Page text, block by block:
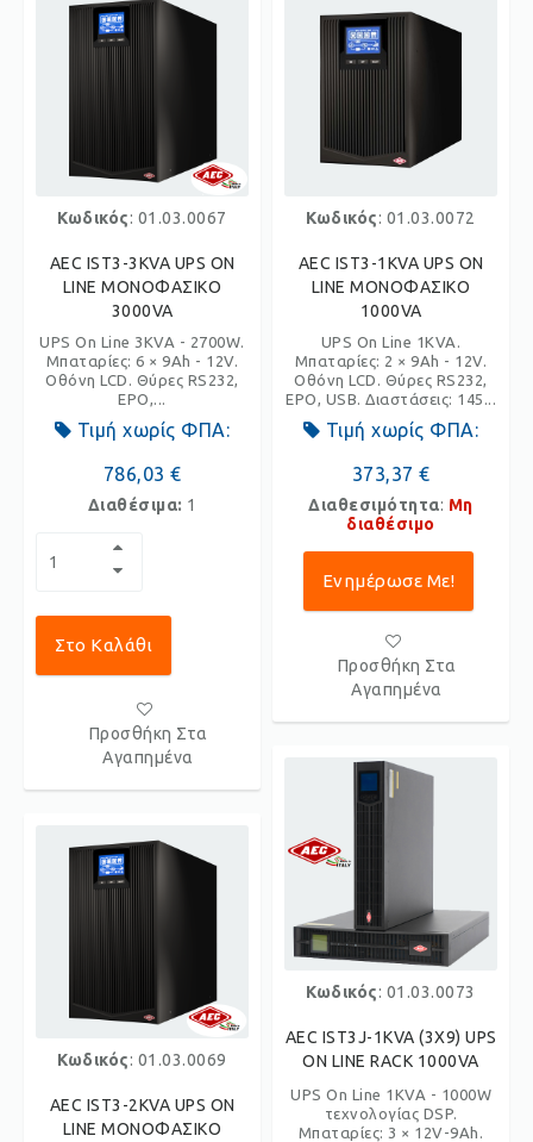
Κωδικός: 01.03.0067
AEC IST3-3KVA UPS ON
LINE ΜΟΝΟΦΑΣΙΚΟ
3000VA
UPS On Line 3KVA - 2700W.
Μπαταρίες: 6 × 9Ah - 12V.
Οθόνη LCD. Θύρες RS232,
EPO,...
Τιμή χωρίς ΦΠΑ:
786,03 €
Διαθέσιμα: 1
Στο Καλάθι
Προσθήκη Στα
Αγαπημένα
Κωδικός: 01.03.0069
AEC IST3-2KVA UPS ON
LINE ΜΟΝΟΦΑΣΙΚΟ
Κωδικός: 01.03.0072
AEC IST3-1KVA UPS ON
LINE ΜΟΝΟΦΑΣΙΚΟ
1000VA
UPS On Line 1KVA.
Μπαταρίες: 2 × 9Ah - 12V.
Οθόνη LCD. Θύρες RS232,
EPO, USB. Διαστάσεις: 145...
Τιμή χωρίς ΦΠΑ:
373,37 €
Διαθεσιμότητα: Μη
διαθέσιμο
Ενημέρωσε Με!
Προσθήκη Στα
Αγαπημένα
Κωδικός: 01.03.0073
AEC IST3J-1KVA (3X9) UPS
ON LINE RACK 1000VA
UPS On Line 1KVA - 1000W
τεχνολογίας DSP.
Μπαταρίες: 3 × 12V-9Ah.